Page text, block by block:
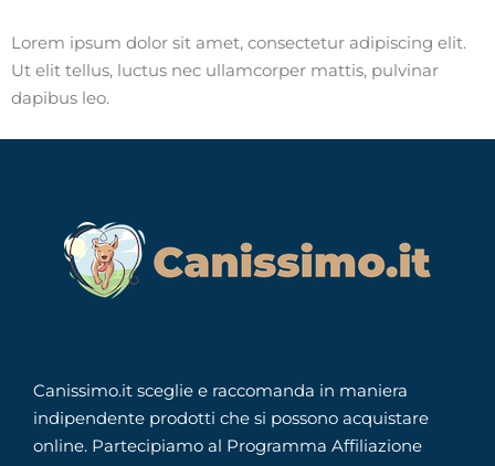
Lorem ipsum dolor sit amet, consectetur adipiscing elit.
Ut elit tellus, luctus nec ullamcorper mattis, pulvinar
dapibus leo.
Canissimo.it sceglie e raccomanda in maniera
indipendente prodotti che si possono acquistare
online. Partecipiamo al Programma Affiliazione